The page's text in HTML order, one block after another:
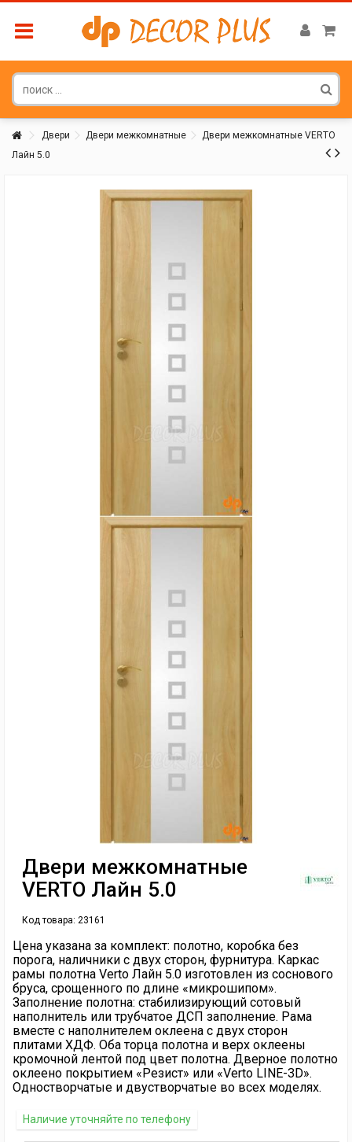
Двери Двери межкомнатные
Двери межкомнатные VERTO
Лайн 5.0
Двери межкомнатные
VERTO Лайн 5.0
Код товара: 23161
Цена указана за комплект: полотно, коробка без
порога, наличники с двух сторон, фурнитура. Каркас
рамы полотна Verto Лайн 5.0 изготовлен из соснового
бруса, срощенного по длине «микрошипом».
Заполнение полотна: стабилизирующий сотовый
наполнитель или трубчатое ДСП заполнение. Рама
вместе с наполнителем оклеена с двух сторон
плитами ХДФ. Оба торца полотна и верх оклеены
кромочной лентой под цвет полотна. Дверное полотно
оклеено покрытием «Резист» или «Verto LINE-3D».
Одностворчатые и двустворчатые во всех моделях.
Наличие уточняйте по телефону